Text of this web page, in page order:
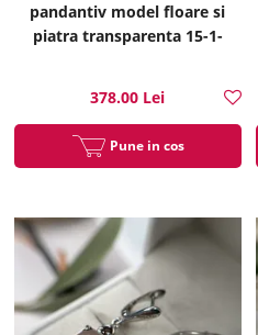
pandantiv model floare si
piatra transparenta 15-1-
378.00 Lei
Pune in cos